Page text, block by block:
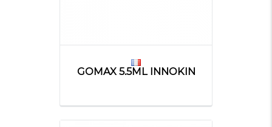
GOMAX 5.5ML INNOKIN